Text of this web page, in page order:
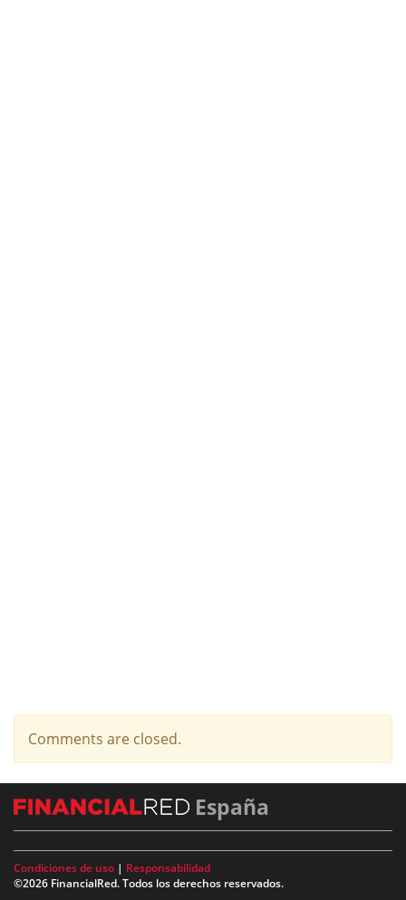
Comments are closed.
España
Condiciones de uso | Responsabilidad
©2026 FinancialRed. Todos los derechos reservados.